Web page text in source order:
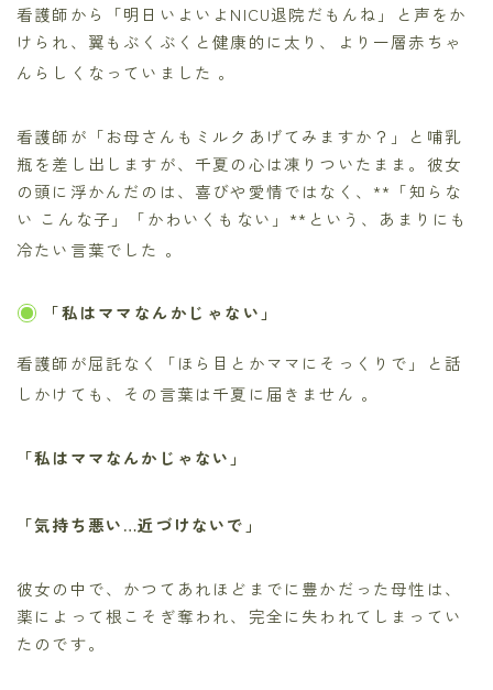
看護師から「明日いよいよNICU退院だもんね」と声をか
けられ、翼もぶくぶくと健康的に太り、より一層赤ちゃ
んらしくなっていました 。
看護師が「お母さんもミルクあげてみますか？」と哺乳
瓶を差し出しますが、千夏の心は凍りついたまま。彼女
の頭に浮かんだのは、喜びや愛情ではなく、**「知らな
い こんな子」「かわいくもない」**という、あまりにも
冷たい言葉でした 。
「私はママなんかじゃない」
看護師が屈託なく「ほら目とかママにそっくりで」と話
しかけても、その言葉は千夏に届きません 。
「私はママなんかじゃない」
「気持ち悪い…近づけないで」
彼女の中で、かつてあれほどまでに豊かだった母性は、
薬によって根こそぎ奪われ、完全に失われてしまってい
たのです。